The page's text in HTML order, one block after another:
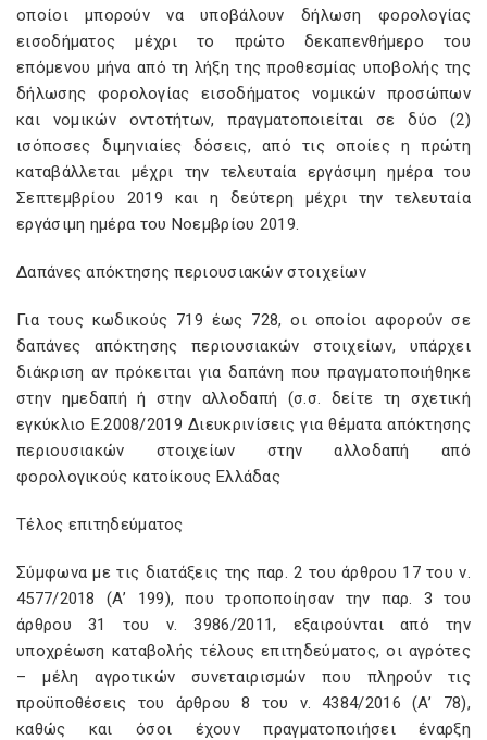
οποίοι μπορούν να υποβάλουν δήλωση φορολογίας
εισοδήματος μέχρι το πρώτο δεκαπενθήμερο του
επόμενου μήνα από τη λήξη της προθεσμίας υποβολής της
δήλωσης φορολογίας εισοδήματος νομικών προσώπων
και νομικών οντοτήτων, πραγματοποιείται σε δύο (2)
ισόποσες διμηνιαίες δόσεις, από τις οποίες η πρώτη
καταβάλλεται μέχρι την τελευταία εργάσιμη ημέρα του
Σεπτεμβρίου 2019 και η δεύτερη μέχρι την τελευταία
εργάσιμη ημέρα του Νοεμβρίου 2019.
Δαπάνες απόκτησης περιουσιακών στοιχείων
Για τους κωδικούς 719 έως 728, οι οποίοι αφορούν σε
δαπάνες απόκτησης περιουσιακών στοιχείων, υπάρχει
διάκριση αν πρόκειται για δαπάνη που πραγματοποιήθηκε
στην ημεδαπή ή στην αλλοδαπή (σ.σ. δείτε τη σχετική
εγκύκλιο Ε.2008/2019 Διευκρινίσεις για θέματα απόκτησης
περιουσιακών στοιχείων στην αλλοδαπή από
φορολογικούς κατοίκους Ελλάδας
Τέλος επιτηδεύματος
Σύμφωνα με τις διατάξεις της παρ. 2 του άρθρου 17 του ν.
4577/2018 (Α’ 199), που τροποποίησαν την παρ. 3 του
άρθρου 31 του ν. 3986/2011, εξαιρούνται από την
υποχρέωση καταβολής τέλους επιτηδεύματος, οι αγρότες
– μέλη αγροτικών συνεταιρισμών που πληρούν τις
προϋποθέσεις του άρθρου 8 του ν. 4384/2016 (Α’ 78),
καθώς και όσοι έχουν πραγματοποιήσει έναρξη